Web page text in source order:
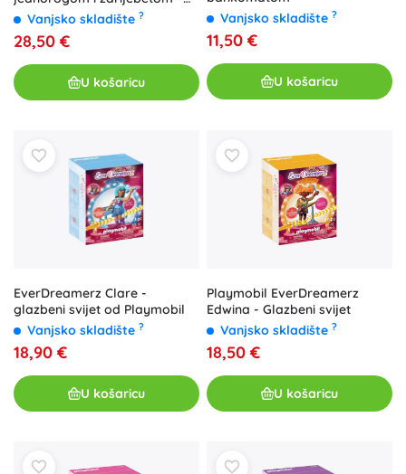
igraći set od 91 dijela
Vanjsko skladište ?
28,50 €
U košaricu
Vanjsko skladište ?
11,50 €
U košaricu
EverDreamerz Clare -
glazbeni svijet od Playmobil
Vanjsko skladište ?
18,90 €
U košaricu
Playmobil EverDreamerz
Edwina - Glazbeni svijet
Vanjsko skladište ?
18,50 €
U košaricu